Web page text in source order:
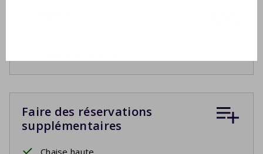
Faire des réservations
supplémentaires
Chaise haute